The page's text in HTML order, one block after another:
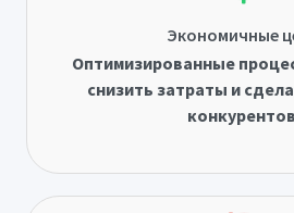
Экономичные
Оптимизированные
снизить затраты и